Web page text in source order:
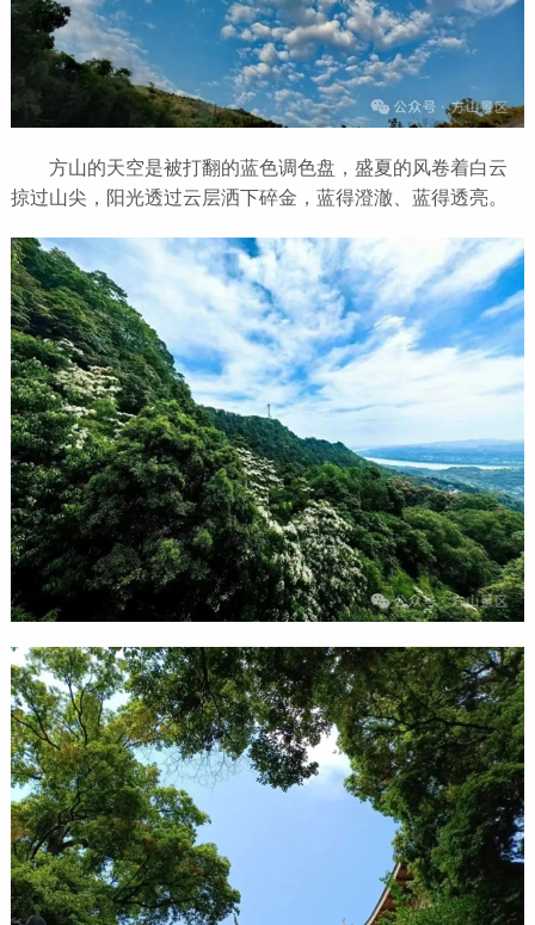
方山的天空是被打翻的蓝色调色盘，盛夏的风卷着白云
掠过山尖，阳光透过云层洒下碎金，蓝得澄澈、蓝得透亮。